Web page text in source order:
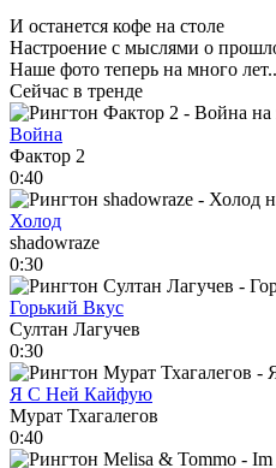
И останется кофе на столе
Настроение с мыслями о
Наше фото теперь на много
Сейчас в тренде
Война
Фактор 2
0:40
Холод
shadowraze
0:30
Горький Вкус
Султан Лагучев
0:30
Я С Ней Кайфую
Мурат Тхагалегов
0:40